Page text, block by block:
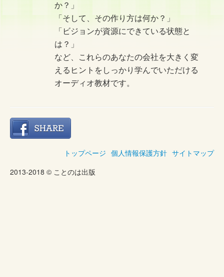
か？」
「そして、その作り方は何か？」
「ビジョンが資源にできている状態と
は？」
など、これらのあなたの会社を大きく変
えるヒントをしっかり学んでいただける
オーディオ教材です。
トップページ 個人情報保護方針 サイトマップ
2013-2018 © ことのは出版